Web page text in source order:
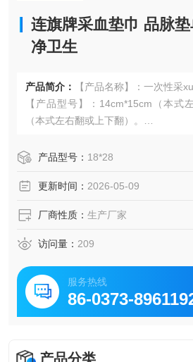
连旗牌采血垫巾 品脉
净卫生
产品简介：
【产品名称】：一次性采
【产品型号】：14cm*15cm（本式
（本式左右翻或上下翻）。
【产品优点】：1.外观清洁、平整，产
2.本产品为消毒级产品。3.医用塑料
产品型号： 18*28
更新时间： 2026-05-09
厂商性质： 生产厂家
访问量： 209
服务热线
86-0373-
产品分类